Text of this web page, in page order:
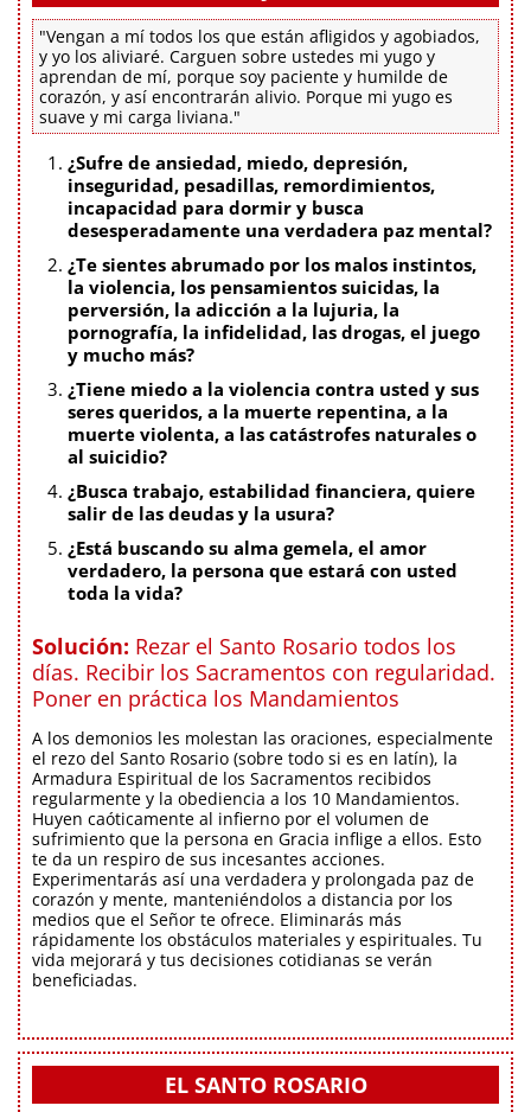
"Vengan a mí todos los que están afligidos y agobiados,
y yo los aliviaré. Carguen sobre ustedes mi yugo y
aprendan de mí, porque soy paciente y humilde de
corazón, y así encontrarán alivio. Porque mi yugo es
suave y mi carga liviana."
¿Sufre de ansiedad, miedo, depresión,
inseguridad, pesadillas, remordimientos,
incapacidad para dormir y busca
desesperadamente una verdadera paz mental?
¿Te sientes abrumado por los malos instintos,
la violencia, los pensamientos suicidas, la
perversión, la adicción a la lujuria, la
pornografía, la infidelidad, las drogas, el juego
y mucho más?
¿Tiene miedo a la violencia contra usted y sus
seres queridos, a la muerte repentina, a la
muerte violenta, a las catástrofes naturales o
al suicidio?
¿Busca trabajo, estabilidad financiera, quiere
salir de las deudas y la usura?
¿Está buscando su alma gemela, el amor
verdadero, la persona que estará con usted
toda la vida?
Solución: Rezar el Santo Rosario todos los
días. Recibir los Sacramentos con regularidad.
Poner en práctica los Mandamientos
A los demonios les molestan las oraciones, especialmente
el rezo del Santo Rosario (sobre todo si es en latín), la
Armadura Espiritual de los Sacramentos recibidos
regularmente y la obediencia a los 10 Mandamientos.
Huyen caóticamente al infierno por el volumen de
sufrimiento que la persona en Gracia inflige a ellos. Esto
te da un respiro de sus incesantes acciones.
Experimentarás así una verdadera y prolongada paz de
corazón y mente, manteniéndolos a distancia por los
medios que el Señor te ofrece. Eliminarás más
rápidamente los obstáculos materiales y espirituales. Tu
vida mejorará y tus decisiones cotidianas se verán
beneficiadas.
EL SANTO ROSARIO